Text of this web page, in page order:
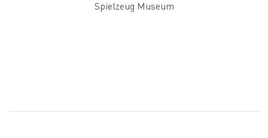
Spielzeug Museum